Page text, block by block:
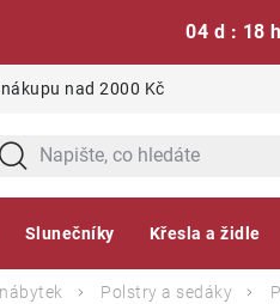
04 d : 18
nad 2000 Kč
Slunečníky Křesla a židle
Polstry a sedáky